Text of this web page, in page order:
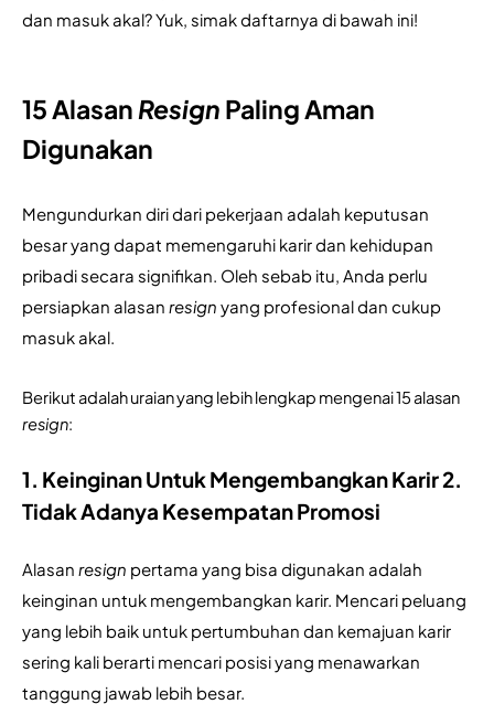
dan masuk akal? Yuk, simak daftarnya di bawah ini!
15 Alasan Resign Paling Aman
Digunakan
Mengundurkan diri dari pekerjaan adalah keputusan
besar yang dapat memengaruhi karir dan kehidupan
pribadi secara signifikan. Oleh sebab itu, Anda perlu
persiapkan alasan resign yang profesional dan cukup
masuk akal.
resign:
1. Keinginan Untuk Mengembangkan Karir 2.
Tidak Adanya Kesempatan Promosi
Alasan resign pertama yang bisa digunakan adalah
keinginan untuk mengembangkan karir. Mencari peluang
yang lebih baik untuk pertumbuhan dan kemajuan karir
sering kali berarti mencari posisi yang menawarkan
tanggung jawab lebih besar.